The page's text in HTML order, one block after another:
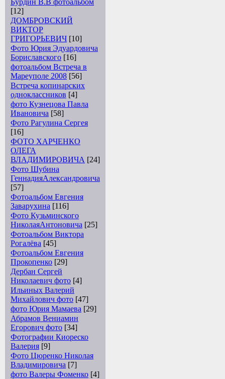
Бурдин В.В фотоальбом
[12]
ДОМБРОВСКИЙ
ВИКТОР
ГРИГОРЬЕВИЧ [10]
Фото Юрия Эдуардовича
Бориславского [16]
фотоальбом Встреча в
Мареуполе 2008 [56]
Встреча копинарских
одноклассников [4]
фото Кузнецова Павла
Ивановича [58]
Фото Рагулина Сергея
[16]
ФОТО ХАРЧЕНКО
ОЛЕГА
ВЛАДИМИРОВИЧА [24]
Фото Шубина
ГеннадияАлександровича
[57]
Фотоальбом Евгения
Заварухина [116]
Фото Кузьминского
НиколаяАнтоновича [25]
Фотоальбом Виктора
Рогалёва [45]
Фотоальбом Евгения
Прокопенко [29]
Дербан Сергей
Николаевич фото [4]
Ильиных Валерий
Михайлович фото [47]
фото Юрия Мамаева [29]
Абрамов Вениамин
Егорович фото [34]
Фотографии Киореско
Валерия [9]
Фото Цюренко Николая
Владимировича [7]
фото Валеры Фоменко [4]